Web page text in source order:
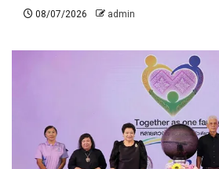
08/07/2026 admin